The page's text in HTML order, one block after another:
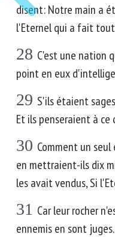
disent: Notre main a
l'Eternel qui a fait
28 C'est une nation
point en eux
29 S'ils étaient
Et ils penseraient à ce
30 Comment un
en mettraient-ils dix
les avait vendus, Si
31 Car leur rocher
ennemis en sont juges.